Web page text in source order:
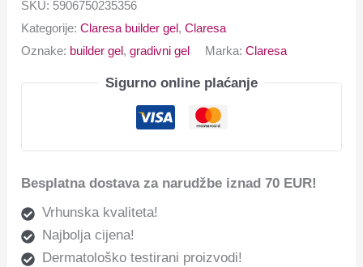
SKU: 5906750235356
Kategorije:Claresa builder gel,Claresa
Oznake: builder gel,gradivni gel Marka:Claresa
Sigurno online plaćanje
Besplatna dostava za narudžbe iznad 70 EUR!
Vrhunska kvaliteta!
Najbolja cijena!
Dermatološko testirani proizvodi!